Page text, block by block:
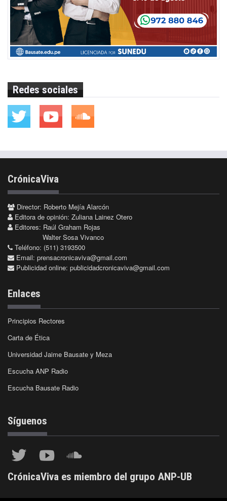
Redes sociales
CrónicaViva
Director: Roberto Mejía Alarcón
Editora de opinión: Zuliana Lainez Otero
Editores: Raúl Graham Rojas
Walter Sosa Vivanco
Teléfono: (511) 3193500
Email: prensacronicaviva@gmail.com
Publicidad online: publicidadcronicaviva@gmail.com
Enlaces
Principios Rectores
Carta de Ética
Universidad Jaime Bausate y Meza
Escucha ANP Radio
Escucha Bausate Radio
Síguenos
CrónicaViva es miembro del grupo ANP-UB